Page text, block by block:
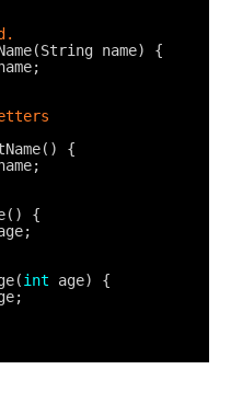
name) {
{
{
int
age) {